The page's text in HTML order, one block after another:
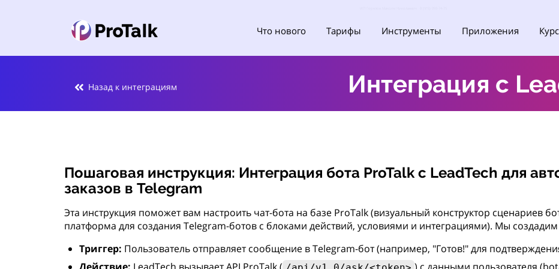
Что нового Тарифы Инструменты Приложения
Назад к интеграциям Интеграция с
Пошаговая инструкция: Интеграция бота ProTalk с LeadTech для
заказов в Telegram
Эта инструкция поможет вам настроить чат-бота на базе ProTalk (визуальный конструктор сценариев
платформа для создания Telegram-ботов с блоками действий, условиями и интеграциями). Мы
Триггер: Пользователь отправляет сообщение в Telegram-бот (например, "Готов!" для